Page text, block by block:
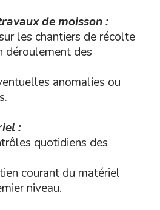
de moisson :
les chantiers de récolte
déroulement des
anomalies ou
:
quotidiens des
courant du matériel
niveau.